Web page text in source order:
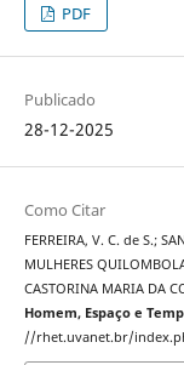
PDF
Publicado
28-12-2025
Como Citar
FERREIRA, V. C. de S.;
MULHERES
CASTORINA MARIA DA
Homem, Espaço e
//rhet.uvanet.br/